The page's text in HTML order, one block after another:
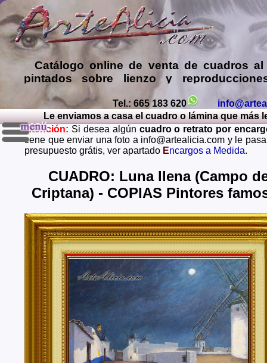
Catálogo online de venta de cuadros al
pintados sobre lienzo y
láminas de mis propias pinturas y
comprar cuadrosde muy diversos
Encargarcopias de pinturas de
famosos ,retratos de personas o
óleo, pastel, carboncillo… o
paisajes mendiante envío de fotos
grátis y sin compromiso)...
Envios a toda España: Alava, Albacete, Alicante,
Asturias, Avila, Badajoz, Islas Baleares, Barcelona,
Caceres, Cadiz, Cantabria, Castellon, Ceuta,
Cordoba, La Coruña, Cuenca, Gerona, Granada,
Guipuzcoa, Huelva, Huesca, Jaen, La Rioja, Leon,
Lugo, Madrid, Malaga, Melilla, Murcia, Navarra,
Palencia, Las Palmas, Pontevedra, Salamanca, Santa
Tenerife, Segovia, Sevilla, Soria, Tarragona, Teruel,
Valencia, Valladolid, Vizcaya, Zamora, Zaragoza.
También realizo envíos de mis cuadros o pinturas
lugares del mundo como pueden ser Estados Unidos,
Alemania, Gran Bretaña, Francia, Argentina, Italia...
Tel.: 665 183 620
Le enviamos a casa el cuadro o lámina que más
Atención: Si desea algún cuadro o retrato por
tiene que enviar una foto a info@artealicia.com y le
presupuesto grátis, ver apartado Encargos a Medida.
CUADRO: Luna llena (Campo
Criptana) - COPIAS Pintores